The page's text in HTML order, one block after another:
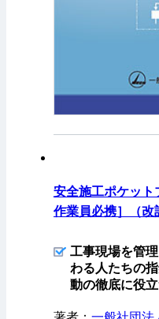
安全施工ポケッ
作業員必携］（改
工事現場を管
わる人たちの
動の徹底に役立